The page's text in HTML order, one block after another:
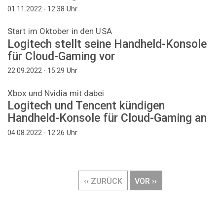
01.11.2022 - 12:38 Uhr
Start im Oktober in den USA
Logitech stellt seine Handheld-Konsole
für Cloud-Gaming vor
22.09.2022 - 15:29 Uhr
Xbox und Nvidia mit dabei
Logitech und Tencent kündigen
Handheld-Konsole für Cloud-Gaming an
04.08.2022 - 12:26 Uhr
VORHERIGE
SEITE
‹‹ ZURÜCK
NÄCHSTE
SEITE
VOR ››